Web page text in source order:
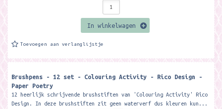
In winkelwagen
Toevoegen aan verlanglijstje
Brushpens - 12 set - Colouring Activity - Rico Design -
Paper Poetry
12 heerlijk schrijvende brushstiften van 'Colouring Activity' Rico
Design. In deze brushstiften zit geen waterverf dus kleuren kun...